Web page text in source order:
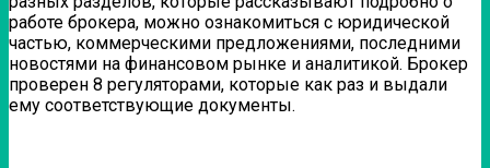
работе брокера, можно ознакомиться с юридической
частью, коммерческими предложениями, последними
новостями на финансовом рынке и аналитикой. Брокер
проверен 8 регуляторами, которые как раз и выдали
ему соответствующие документы.